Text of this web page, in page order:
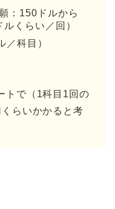
：150ドルから
くらい／回）
／科目）
トで（1科目1回の
らいかかると考